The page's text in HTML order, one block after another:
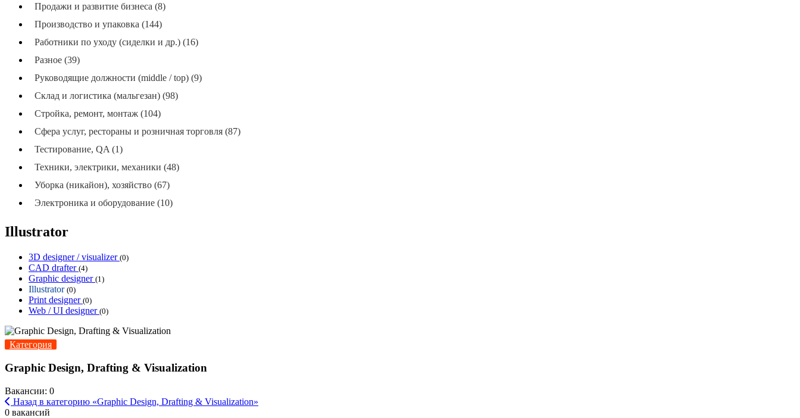
Продажи и развитие бизнеса (8)
Производство и упаковка (144)
Работники по уходу (сиделки и др.) (16)
Разное (39)
Руководящие должности (middle / top) (9)
Склад и логистика (мальгезан) (98)
Стройка, ремонт, монтаж (104)
Сфера услуг, рестораны и розничная торговля (87)
Тестирование, QA (1)
Техники, электрики, механики (48)
Уборка (никайон), хозяйство (67)
Электроника и оборудование (10)
Illustrator
3D designer / visualizer (0)
CAD drafter (4)
Graphic designer (1)
Illustrator (0)
Print designer (0)
Web / UI designer (0)
Категория
Graphic Design, Drafting & Visualization
Вакансии: 0
Назад в категорию «Graphic Design, Drafting & Visualization»
0 вакансий